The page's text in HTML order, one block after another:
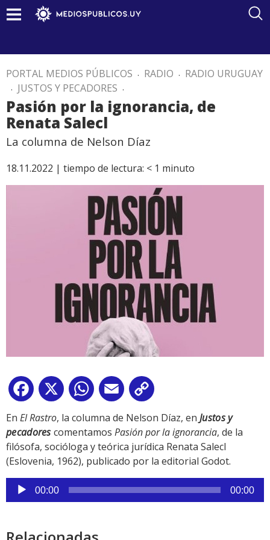
PORTAL MEDIOS PÚBLICOS . RADIO . RADIO URUGUAY
. JUSTOS Y PECADORES .
Pasión por la ignorancia, de
Renata Salecl
La columna de Nelson Díaz
18.11.2022 | tiempo de lectura: < 1 minuto
Facebook
X WhatsApp
Email
Link
En El Rastro, la columna de Nelson Díaz, en Justos y
pecadorescomentamos Pasión por la ignorancia, de la
filósofa, socióloga y teórica jurídica Renata Salecl
(Eslovenia, 1962), publicado por la editorial Godot.
Reproductor
de
00:00 00:00